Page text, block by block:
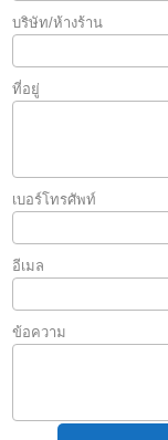
บริษัท/ห้างร้าน
ที่อยู่
เบอร์โทรศัพท์
อีเมล
ข้อความ